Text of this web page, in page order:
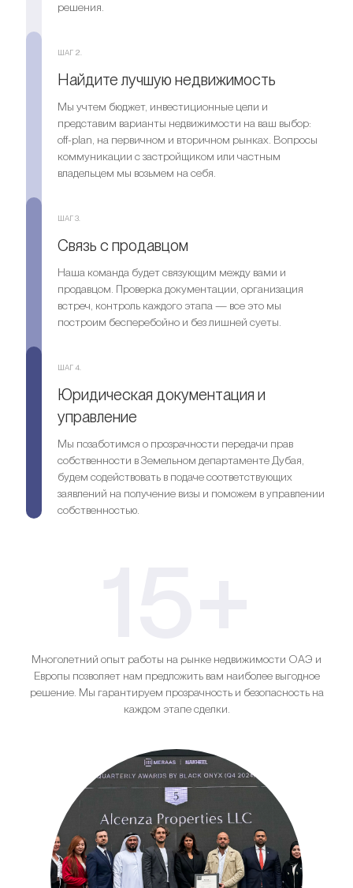
решения.
ШАГ 2.
Найдите лучшую недвижимость
Мы учтем бюджет, инвестиционные цели и
представим варианты недвижимости на ваш выбор:
off-plan, на первичном и вторичном рынках. Вопросы
коммуникации с застройщиком или частным
владельцем мы возьмем на себя.
ШАГ 3.
Связь с продавцом
Наша команда будет связующим между вами и
продавцом. Проверка документации, организация
встреч, контроль каждого этапа — все это мы
построим бесперебойно и без лишней суеты.
ШАГ 4.
Юридическая документация и
управление
Мы позаботимся о прозрачности передачи прав
собственности в Земельном департаменте Дубая,
будем содействовать в подаче соответствующих
заявлений на получение визы и поможем в управлении
собственностью.
Многолетний опыт работы на рынке недвижимости ОАЭ и
Европы позволяет нам предложить вам наиболее выгодное
решение. Мы гарантируем прозрачность и безопасность на
каждом этапе сделки.